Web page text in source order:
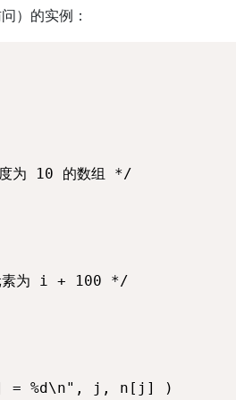
）的实例：
为 10 的数组 */
*/
为 i + 100 */
= %d\n", j, n[j] )